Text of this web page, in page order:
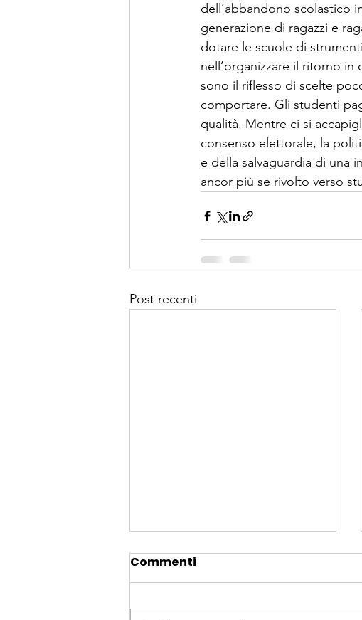
dell’abbandono scolastico
generazione di ragazzi e
dotare le scuole di
nell’organizzare il ritorno
sono il riflesso di scelte
comportare. Gli studenti
qualità. Mentre ci si
consenso elettorale, la
e della salvaguardia di una
ancor più se rivolto verso
Post recenti
Commenti